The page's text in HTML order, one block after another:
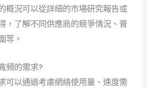
概況可以從詳細的市場研究報告或
，了解不同供應商的競爭情況、普
等。
頻的需求?
可以通過考慮網絡使用量、速度需